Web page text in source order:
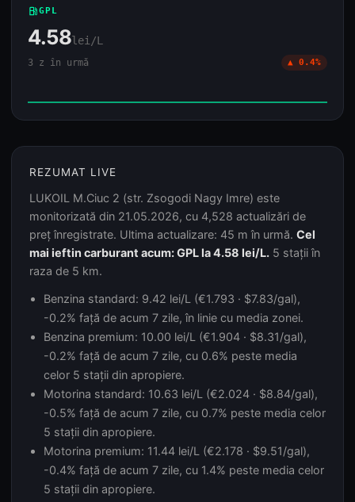
local_gas_stationGPL
4.58lei/L
3 z în urmă ▲ 0.4%
REZUMAT LIVE
LUKOIL M.Ciuc 2 (str. Zsogodi Nagy Imre) este
monitorizată din 21.05.2026, cu 4,528 actualizări de
preț înregistrate. Ultima actualizare: 45 m în urmă. Cel
mai ieftin carburant acum: GPL la 4.58 lei/L. 5 stații în
raza de 5 km.
Benzina standard: 9.42 lei/L (€1.793 · $7.83/gal),
-0.2% față de acum 7 zile, în linie cu media zonei.
Benzina premium: 10.00 lei/L (€1.904 · $8.31/gal),
-0.2% față de acum 7 zile, cu 0.6% peste media
celor 5 stații din apropiere.
Motorina standard: 10.63 lei/L (€2.024 · $8.84/gal),
-0.5% față de acum 7 zile, cu 0.7% peste media celor
5 stații din apropiere.
Motorina premium: 11.44 lei/L (€2.178 · $9.51/gal),
-0.4% față de acum 7 zile, cu 1.4% peste media celor
5 stații din apropiere.